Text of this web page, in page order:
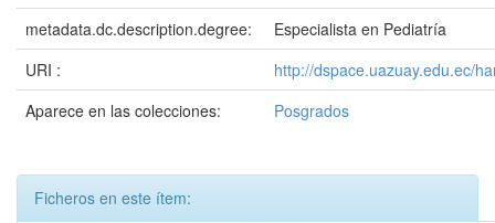
metadata.dc.description.degree:
Especialista en Pediatría
URI :
http://dspace.uazuay.edu.ec/
Aparece en las colecciones:
Posgrados
Ficheros en este ítem: